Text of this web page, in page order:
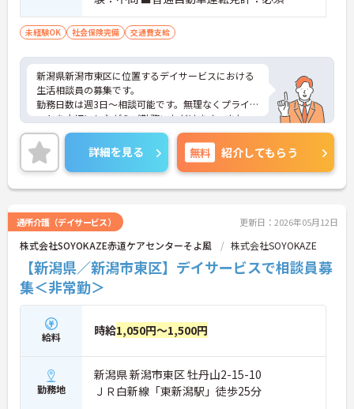
未経験OK 社会保険完備 交通費支給
新潟県新潟市東区に位置するデイサービスにおける
生活相談員の募集です。
勤務日数は週3日～相談可能です。無理なくプライベ
ートを大切にしながらご勤務いただけます。また、
ご利用者やご家族、関係機関など、どんな方とも円
滑にコミュニケーションをとれる方を募集していま
す。
ご興味のある方には、面接対策ポイントなど、さら
に詳細をご案内しますのでお気軽にご相談くださ
詳細を見る 無料 紹介してもらう
通所介護（デイサービス） 更新日：2026年05月12日
株式会社SOYOKAZE赤道ケアセンターそよ風 株式会社SOYOKAZE
【新潟県／新潟市東区】デイサービスで相談員募
集＜非常勤＞
給料 時給1,050円～1,500円
勤務地
新潟県 新潟市東区 牡丹山2-15-10
ＪＲ白新線「東新潟駅」徒歩25分